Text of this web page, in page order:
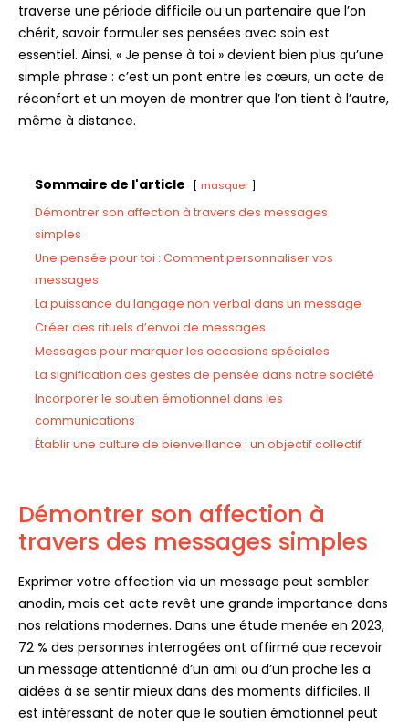
traverse une période difficile ou un partenaire que l’on
chérit, savoir formuler ses pensées avec soin est
essentiel. Ainsi, « Je pense à toi » devient bien plus qu’une
simple phrase : c’est un pont entre les cœurs, un acte de
réconfort et un moyen de montrer que l’on tient à l’autre,
même à distance.
Sommaire de l'article masquer
Démontrer son affection à travers des messages
simples
Une pensée pour toi : Comment personnaliser vos
messages
La puissance du langage non verbal dans un message
Créer des rituels d’envoi de messages
Messages pour marquer les occasions spéciales
La signification des gestes de pensée dans notre société
Incorporer le soutien émotionnel dans les
communications
Établir une culture de bienveillance : un objectif collectif
Démontrer son affection à
travers des messages simples
Exprimer votre affection via un message peut sembler
anodin, mais cet acte revêt une grande importance dans
nos relations modernes. Dans une étude menée en 2023,
72 % des personnes interrogées ont affirmé que recevoir
un message attentionné d’un ami ou d’un proche les a
aidées à se sentir mieux dans des moments difficiles. Il
est intéressant de noter que le soutien émotionnel peut